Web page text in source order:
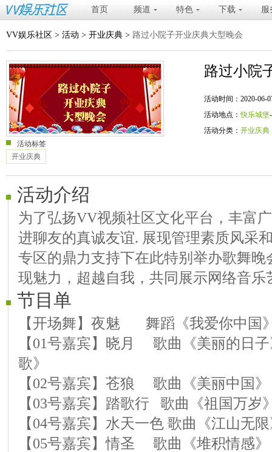
首页 频道 特色 下载 服
VV娱乐社区 > 活动 > 开业庆典 > 路过小院子开业庆典大型晚会
路过小院
活动时间：2020-06-
活动地点：快乐城堡
活动分类： 开业庆典
活动标签
开业庆典
活动介绍
为了弘扬VV视频社区文化平台，丰富
进聊友的真诚友谊. 展现管理素质风采
专区的鼎力支持下在此特别举办歌舞
现魅力，超越自我，共同展示网络音乐
节目单
【开场舞】夜魅 舞蹈《我爱你中国
【01号嘉宾】晓月 歌曲《美丽的日
歌》
【02号嘉宾】苍狼 歌曲《美丽中国
【03号嘉宾】踏歌行 歌曲《祖国万岁
【04号嘉宾】水天一色 歌曲《江山无
【05号嘉宾】情圣 歌曲《堆积情感